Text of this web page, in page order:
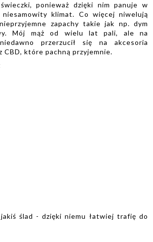
ponieważ dzięki nim panuje w
niesamowity klimat. Co więcej niwelują
zapachy takie jak np. dym
Mój mąż od wielu lat pali, ale na
przerzucił się na akcesoria
CBD, które pachną przyjemnie.
ślad - dzięki niemu łatwiej trafię do